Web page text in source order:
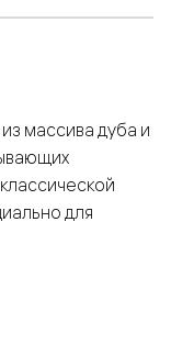
массива дуба и
для